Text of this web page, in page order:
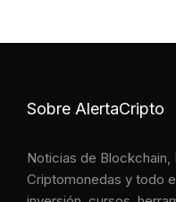
Sobre AlertaCripto
Noticias de Blockchain,
Criptomonedas y todo